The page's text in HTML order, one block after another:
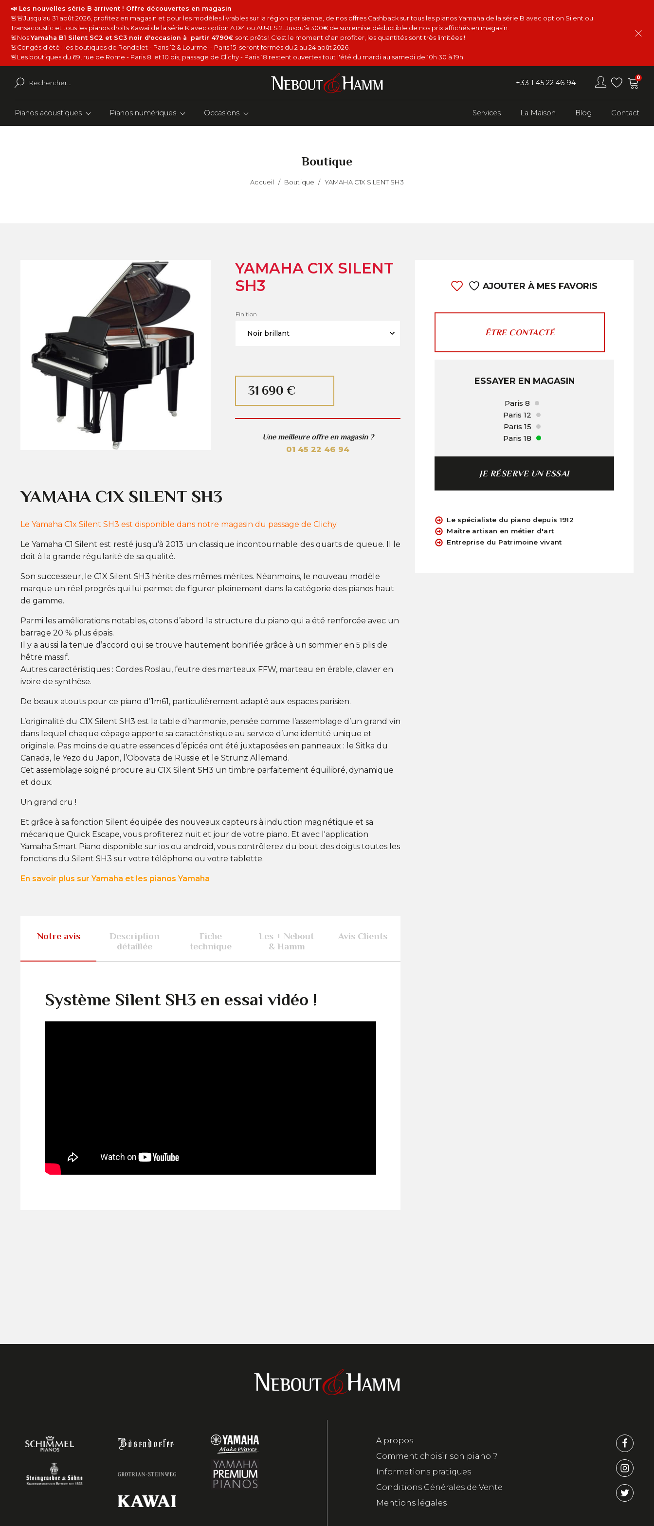
📣 Les nouvelles série B arrivent ! Offre découvertes en magasin
🚨🚨Jusqu'au 31 août 2026, profitez en magasin et pour les modèles livrables sur la région parisienne, de nos offres Cashback sur tous les pianos Yamaha de la série B avec option Silent ou
Transacoustic et tous les pianos droits Kawai de la série K avec option ATX4 ou AURES 2. Jusqu'à 300€ de surremise déductible de nos prix affichés en magasin.
🚨NosYamaha B1 Silent SC2 et SC3 noir d'occasion à partir 4790€ sont prêts ! C'est le moment d'en profiter, les quantités sont très limitées !
🚨Congés d'été : les boutiques de Rondelet - Paris 12 & Lourmel - Paris 15 seront fermés du 2 au 24 août 2026.
🚨Les boutiques du 69, rue de Rome - Paris 8 et 10 bis, passage de Clichy - Paris 18 restent ouvertes tout l'été du mardi au samedi de 10h 30 à 19h.
+33 1 45 22 46 94
0
Pianos acoustiques Pianos numériques Occasions Services La Maison Blog Contact
Boutique
Accueil / Boutique / YAMAHA C1X SILENT SH3
YAMAHA C1X SILENT
SH3
Finition
31 690 €
Une meilleure offre en magasin ?
01 45 22 46 94
YAMAHA C1X SILENT SH3
Le Yamaha C1x Silent SH3 est disponible dans notre magasin du passage de Clichy.
Le Yamaha C1 Silent est resté jusqu’à 2013 un classique incontournable des quarts de queue. Il le
doit à la grande régularité de sa qualité.
Son successeur, le C1X Silent SH3 hérite des mêmes mérites. Néanmoins, le nouveau modèle
marque un réel progrès qui lui permet de figurer pleinement dans la catégorie des pianos haut
de gamme.
Parmi les améliorations notables, citons d’abord la structure du piano qui a été renforcée avec un
barrage 20 % plus épais.
Il y a aussi la tenue d’accord qui se trouve hautement bonifiée grâce à un sommier en 5 plis de
hêtre massif.
Autres caractéristiques : Cordes Roslau, feutre des marteaux FFW, marteau en érable, clavier en
ivoire de synthèse.
De beaux atouts pour ce piano d’1m61, particulièrement adapté aux espaces parisien.
L’originalité du C1X Silent SH3 est la table d’harmonie, pensée comme l’assemblage d’un grand vin
dans lequel chaque cépage apporte sa caractéristique au service d’une identité unique et
originale. Pas moins de quatre essences d’épicéa ont été juxtaposées en panneaux : le Sitka du
Canada, le Yezo du Japon, l’Obovata de Russie et le Strunz Allemand.
Cet assemblage soigné procure au C1X Silent SH3 un timbre parfaitement équilibré, dynamique
et doux.
Un grand cru !
Et grâce à sa fonction Silent équipée des nouveaux capteurs à induction magnétique et sa
mécanique Quick Escape, vous profiterez nuit et jour de votre piano. Et avec l'application
Yamaha Smart Piano disponible sur ios ou android, vous contrôlerez du bout des doigts toutes les
fonctions du Silent SH3 sur votre téléphone ou votre tablette.
En savoir plus sur Yamaha et les pianos Yamaha
Notre avis
Système Silent SH3 en essai vidéo !
Description
détaillée
Fiche
technique
Les + Nebout
& Hamm
Avis Clients
AJOUTER À MES FAVORIS
ÊTRE CONTACTÉ
ESSAYER EN MAGASIN
Paris 8
Paris 12
Paris 15
Paris 18
JE RÉSERVE UN ESSAI
Le spécialiste du piano depuis 1912
Maître artisan en métier d'art
Entreprise du Patrimoine vivant
A propos
Comment choisir son piano ?
Informations pratiques
Conditions Générales de Vente
Mentions légales